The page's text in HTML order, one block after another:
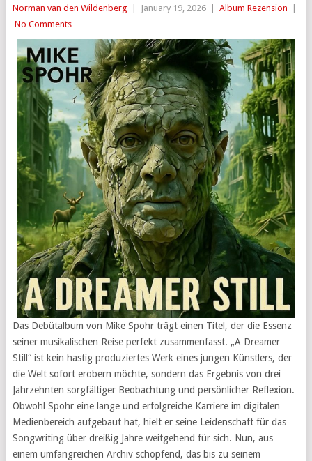
Norman van den Wildenberg January 19, 2026 Album Rezension
No Comments
Das Debütalbum von Mike Spohr trägt einen Titel, der die Essenz
seiner musikalischen Reise perfekt zusammenfasst. „A Dreamer
Still“ ist kein hastig produziertes Werk eines jungen Künstlers, der
die Welt sofort erobern möchte, sondern das Ergebnis von drei
Jahrzehnten sorgfältiger Beobachtung und persönlicher Reflexion.
Obwohl Spohr eine lange und erfolgreiche Karriere im digitalen
Medienbereich aufgebaut hat, hielt er seine Leidenschaft für das
Songwriting über dreißig Jahre weitgehend für sich. Nun, aus
einem umfangreichen Archiv schöpfend, das bis zu seinem